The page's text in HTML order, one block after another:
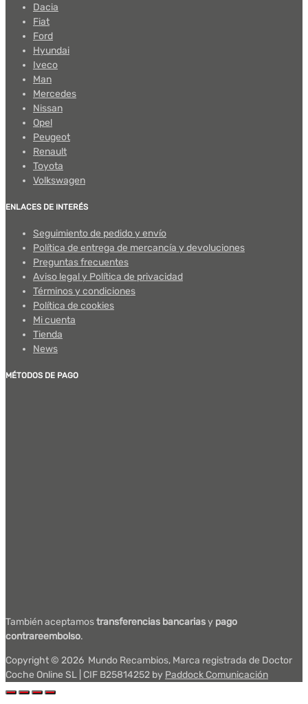
Dacia
Fiat
Ford
Hyundai
Iveco
Man
Mercedes
Nissan
Opel
Peugeot
Renault
Toyota
Volkswagen
ENLACES DE INTERÉS
Seguimiento de pedido y envío
Política de entrega de mercancía y devoluciones
Preguntas frecuentes
Aviso legal y Política de privacidad
Términos y condiciones
Política de cookies
Mi cuenta
Tienda
News
MÉTODOS DE PAGO
También aceptamostransferencias bancariasy pago
contrareembolso.
Copyright © 2026 Mundo Recambios, Marca registrada de Doctor
Coche Online SL | CIF B25814252 by Paddock Comunicación